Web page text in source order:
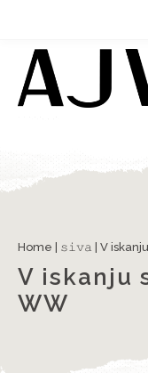
Home 𝚜𝚒𝚟𝚊 V
V iskanju
WW